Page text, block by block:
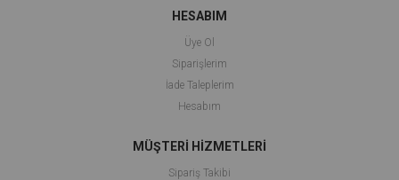
HESABIM
Üye Ol
Siparişlerim
İade Taleplerim
Hesabım
MÜŞTERİ HİZMETLERİ
Sipariş Takibi